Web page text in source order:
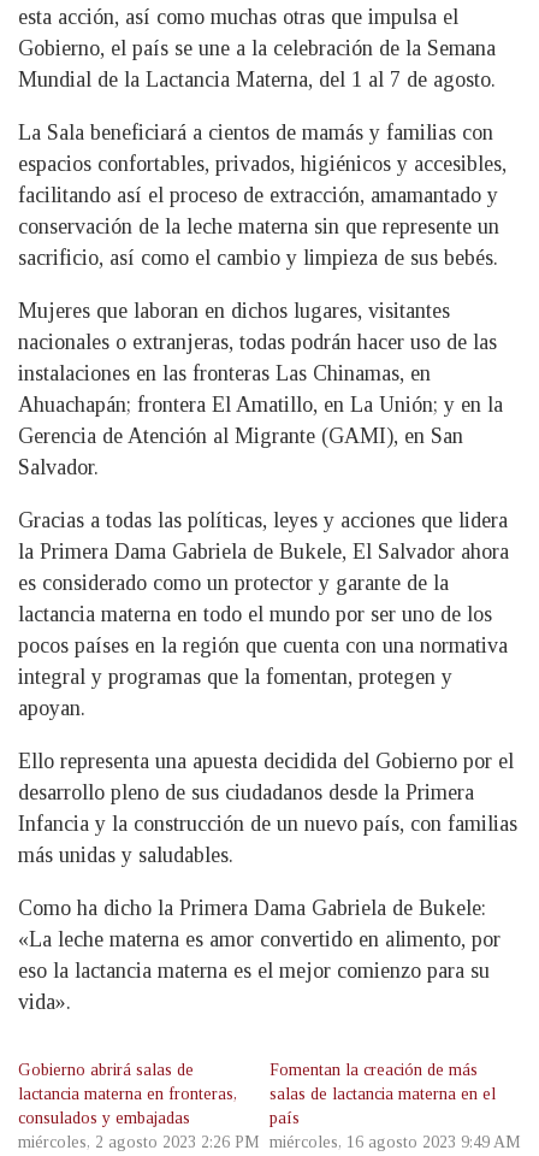
esta acción, así como muchas otras que impulsa el
Gobierno, el país se une a la celebración de la Semana
Mundial de la Lactancia Materna, del 1 al 7 de agosto.
La Sala beneficiará a cientos de mamás y familias con
espacios confortables, privados, higiénicos y accesibles,
facilitando así el proceso de extracción, amamantado y
conservación de la leche materna sin que represente un
sacrificio, así como el cambio y limpieza de sus bebés.
Mujeres que laboran en dichos lugares, visitantes
nacionales o extranjeras, todas podrán hacer uso de las
instalaciones en las fronteras Las Chinamas, en
Ahuachapán; frontera El Amatillo, en La Unión; y en la
Gerencia de Atención al Migrante (GAMI), en San
Salvador.
Gracias a todas las políticas, leyes y acciones que lidera
la Primera Dama Gabriela de Bukele, El Salvador ahora
es considerado como un protector y garante de la
lactancia materna en todo el mundo por ser uno de los
pocos países en la región que cuenta con una normativa
integral y programas que la fomentan, protegen y
apoyan.
Ello representa una apuesta decidida del Gobierno por el
desarrollo pleno de sus ciudadanos desde la Primera
Infancia y la construcción de un nuevo país, con familias
más unidas y saludables.
Como ha dicho la Primera Dama Gabriela de Bukele:
«La leche materna es amor convertido en alimento, por
eso la lactancia materna es el mejor comienzo para su
vida».
Gobierno abrirá salas de
lactancia materna en fronteras,
consulados y embajadas
miércoles, 2 agosto 2023 2:26 PM
Fomentan la creación de más
salas de lactancia materna en el
país
miércoles, 16 agosto 2023 9:49 AM